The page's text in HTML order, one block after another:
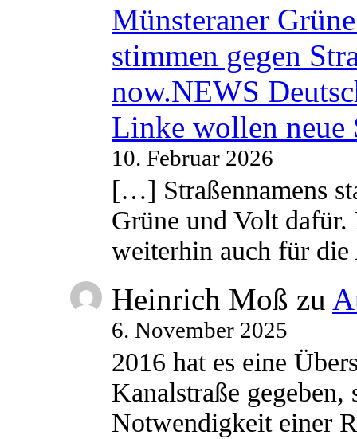
Münsteraner
stimmen gegen
now.NEWS
Linke wollen neue
10. Februar 2026
[…] Straßennamens
Grüne und Volt
weiterhin auch für
Heinrich Moß zu
6. November 2025
2016 hat es eine
Kanalstraße
Notwendigkeit einer